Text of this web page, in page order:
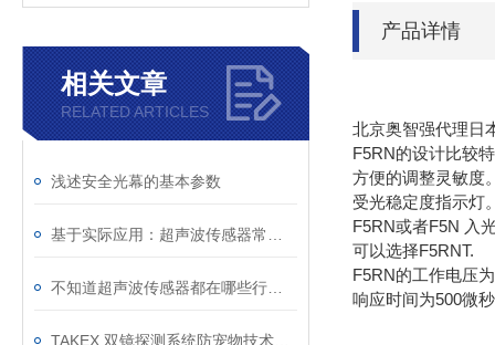
相关文章
RELATED ARTICLES
浅述安全光幕的基本参数
产品详情
北京奥智强代理日
F5RN的设计比较
方便的调整灵敏度
受光稳定度指示灯
F5RN或者F5N 入
可以选择F5RNT.
F5RN的工作电压
响应时间为500微